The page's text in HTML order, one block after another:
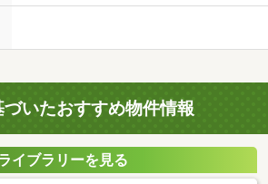
いたおすすめ物件情報
イブラリーを見る